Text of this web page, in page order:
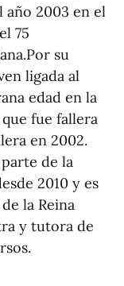
año 2003 en el
75
su
ligada al
edad en la
fue fallera
en 2002.
de la
2010 y es
la Reina
y tutora de